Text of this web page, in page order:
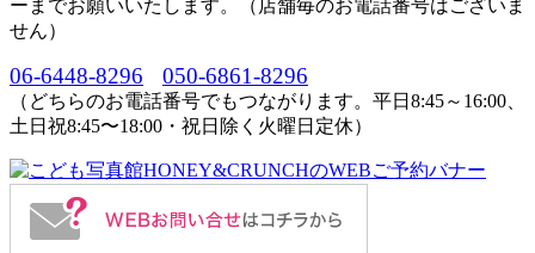
ーまでお願いいたします。（店舗毎のお電話番号はございま
せん）
06-6448-8296 050-6861-8296
（どちらのお電話番号でもつながります。平日8:45～16:00、
土日祝8:45〜18:00・祝日除く火曜日定休）